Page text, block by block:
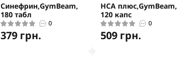
Синефрин,GymBeam,
180 табл
0
379 грн.
HCA плюс,GymBeam,
120 капс
0
509 грн.